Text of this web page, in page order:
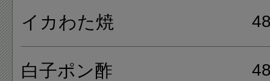
ります。
イカわた焼
白子ポン酢